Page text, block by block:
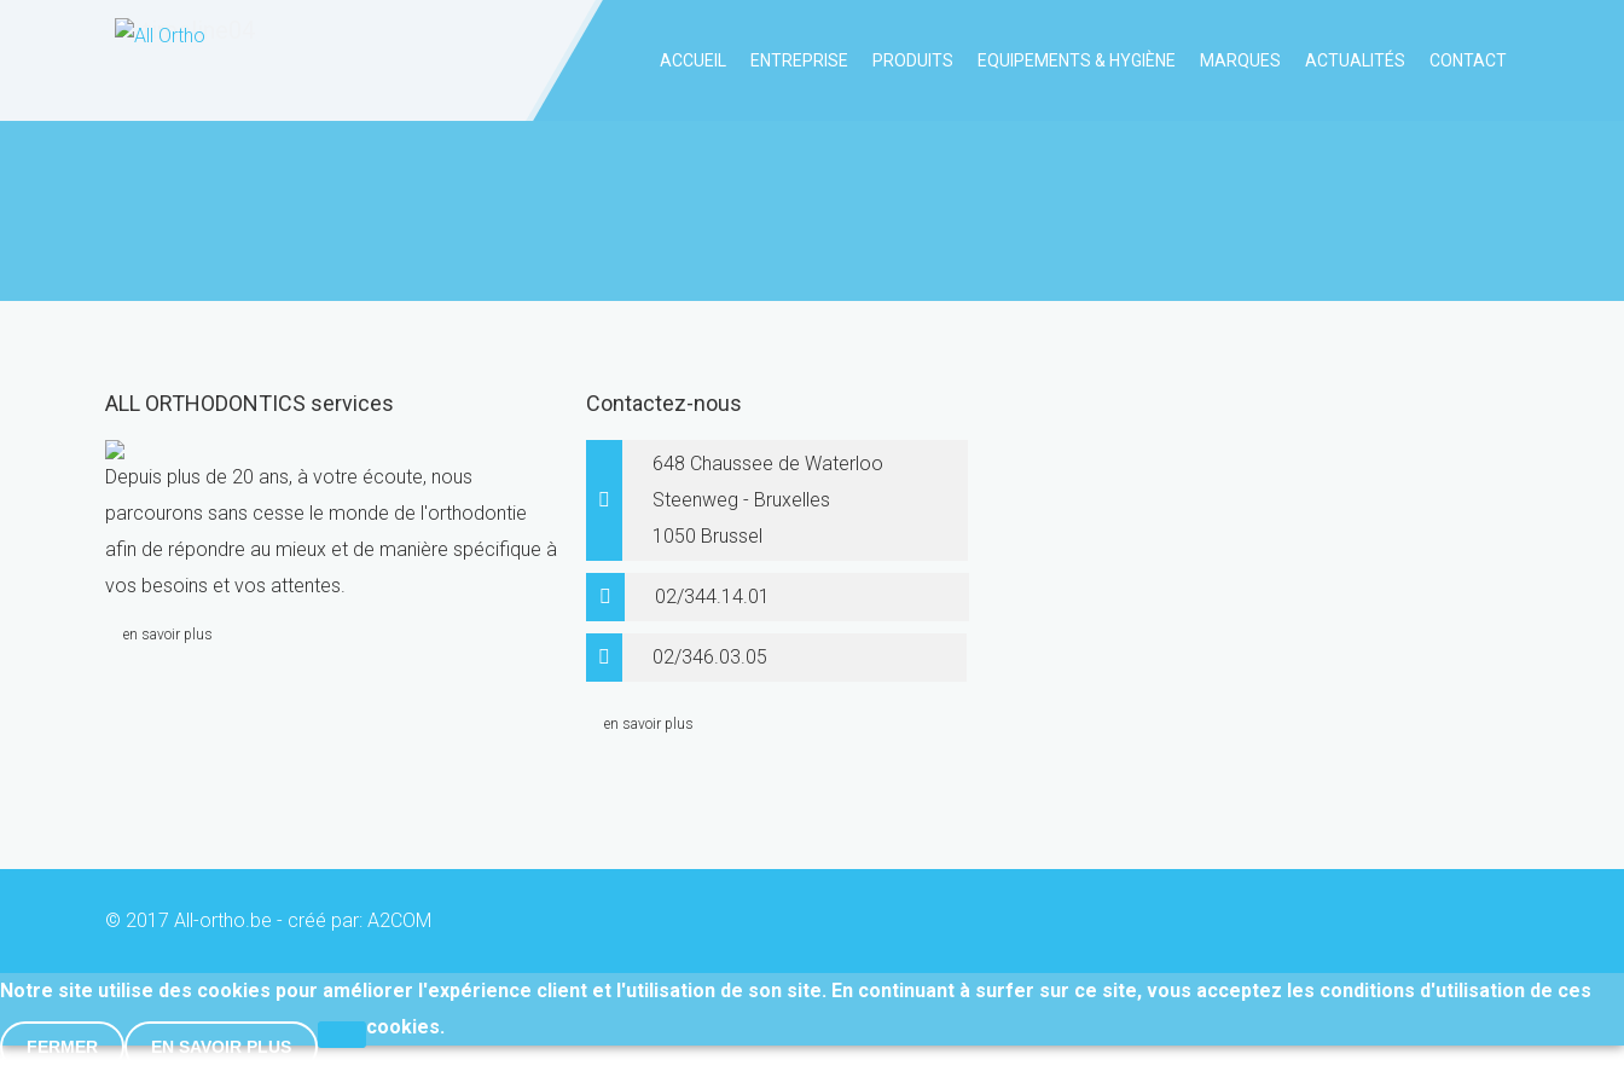
ACCUEIL ENTREPRISE PRODUITS EQUIPEMENTS & HYGIÈNE MARQUES ACTUALITÉS CONTACT
timeline04
ALL ORTHODONTICS services
Depuis plus de 20 ans, à votre écoute, nous
parcourons sans cesse le monde de l'orthodontie
afin de répondre au mieux et de manière spécifique à
vos besoins et vos attentes.
en savoir plus
Contactez-nous
648 Chaussee de Waterloo
Steenweg - Bruxelles
1050 Brussel
02/344.14.01
02/346.03.05
en savoir plus
© 2017 All-ortho.be - créé par: A2COM
Notre site utilise des cookies pour améliorer l'expérience client et l'utilisation de son site. En continuant à surfer sur ce site, vous acceptez les conditions d'utilisation de ces
cookies.
FERMER EN SAVOIR PLUS